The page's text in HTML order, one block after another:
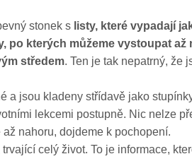
stonek s listy, které vypadají
po kterých můžeme vystoupat až
středem. Ten je tak nepatrný, že
a jsou kladeny střídavě jako
lekcemi postupně. Nic nelze
nahoru, dojdeme k pochopení.
celý život. To je informace,